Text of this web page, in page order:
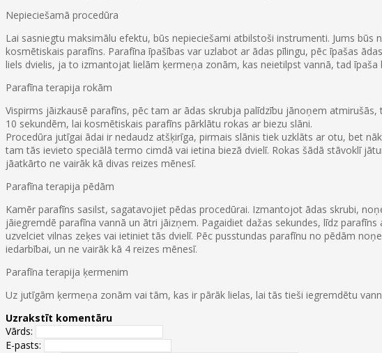
Nepieciešamā procedūra
Lai sasniegtu maksimālu efektu, būs nepieciešami atbilstoši instrumenti. Jums
kosmētiskais parafīns. Parafīna īpašības var uzlabot ar ādas pīlingu, pēc īpašas
liels dvielis, ja to izmantojat lielām ķermeņa zonām, kas neietilpst vannā, tad īpaša
Parafīna terapija rokām
Vispirms jāizkausē parafīns, pēc tam ar ādas skrubja palīdzību jānoņem
10 sekundēm, lai kosmētiskais parafīns pārklātu rokas ar biezu slāni.
Procedūra jutīgai ādai ir nedaudz atšķirīga, pirmais slānis tiek uzklāts ar otu, bet
tam tās ievieto speciālā termo cimdā vai ietina biezā dvielī. Rokas šādā stāvoklī
jāatkārto ne vairāk kā divas reizes mēnesī.
Parafīna terapija pēdām
Kamēr parafīns sasilst, sagatavojiet pēdas procedūrai. Izmantojot ādas skrubi,
jāiegremdē parafīna vannā un ātri jāizņem. Pagaidiet dažas sekundes, līdz
uzvelciet vilnas zeķes vai ietiniet tās dvielī. Pēc pusstundas parafīnu no pēdām
iedarbībai, un ne vairāk kā 4 reizes mēnesī.
Parafīna terapija ķermenim
Uz jutīgām ķermeņa zonām vai tām, kas ir pārāk lielas, lai tās tieši iegremdētu
Uzrakstīt komentāru
Vārds:
E-pasts: